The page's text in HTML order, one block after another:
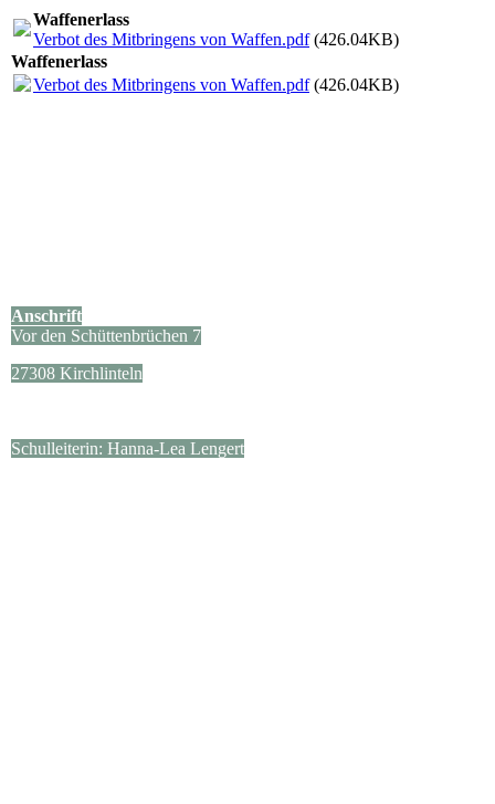
Waffenerlass
Verbot des Mitbringens von Waffen.pdf(426.04KB)
Waffenerlass
Verbot des Mitbringens von Waffen.pdf(426.04KB)
Anschrift
Vor den Schüttenbrüchen 7
27308 Kirchlinteln
Schulleiterin: Hanna-Lea Lengert